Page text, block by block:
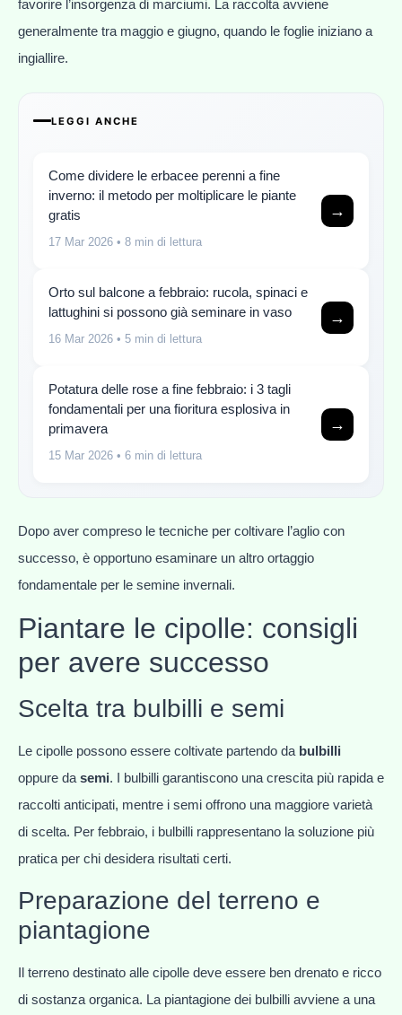
favorire l’insorgenza di marciumi. La raccolta avviene
generalmente tra maggio e giugno, quando le foglie iniziano a
ingiallire.
LEGGI ANCHE
Come dividere le erbacee perenni a fine
inverno: il metodo per moltiplicare le piante
gratis
17 Mar 2026 • 8 min di lettura
→
Orto sul balcone a febbraio: rucola, spinaci e
lattughini si possono già seminare in vaso
16 Mar 2026 • 5 min di lettura
→
Potatura delle rose a fine febbraio: i 3 tagli
fondamentali per una fioritura esplosiva in
primavera
15 Mar 2026 • 6 min di lettura
→
Dopo aver compreso le tecniche per coltivare l’aglio con
successo, è opportuno esaminare un altro ortaggio
fondamentale per le semine invernali.
Piantare le cipolle: consigli
per avere successo
Scelta tra bulbilli e semi
Le cipolle possono essere coltivate partendo da bulbilli
oppure dasemi. I bulbilli garantiscono una crescita più rapida e
raccolti anticipati, mentre i semi offrono una maggiore varietà
di scelta. Per febbraio, i bulbilli rappresentano la soluzione più
pratica per chi desidera risultati certi.
Preparazione del terreno e
piantagione
Il terreno destinato alle cipolle deve essere ben drenato e ricco
di sostanza organica. La piantagione dei bulbilli avviene a una